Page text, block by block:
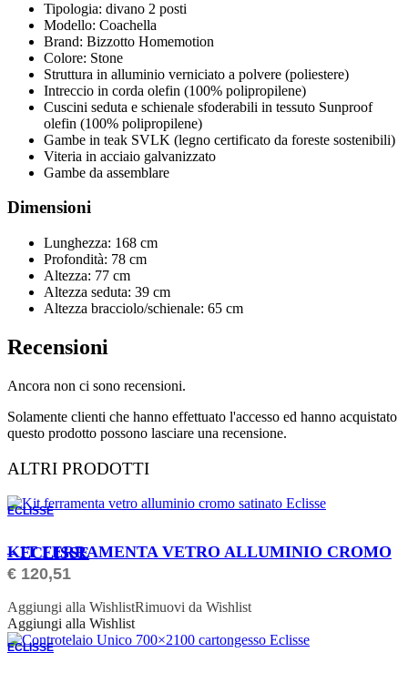
Tipologia: divano 2 posti
Modello: Coachella
Brand: Bizzotto Homemotion
Colore: Stone
Struttura in alluminio verniciato a polvere (poliestere)
Intreccio in corda olefin (100% polipropilene)
Cuscini seduta e schienale sfoderabili in tessuto Sunproof
olefin (100% polipropilene)
Gambe in teak SVLK (legno certificato da foreste sostenibili)
Viteria in acciaio galvanizzato
Gambe da assemblare
Dimensioni
Lunghezza: 168 cm
Profondità: 78 cm
Altezza: 77 cm
Altezza seduta: 39 cm
Altezza bracciolo/schienale: 65 cm
Recensioni
Ancora non ci sono recensioni.
Solamente clienti che hanno effettuato l'accesso ed hanno acquistato
questo prodotto possono lasciare una recensione.
ALTRI PRODOTTI
ECLISSE
ORDINABILE
KIT FERRAMENTA VETRO ALLUMINIO CROMO – ECLISSE
€ 120,51
Aggiungi alla WishlistRimuovi da Wishlist
Aggiungi alla Wishlist
ECLISSE